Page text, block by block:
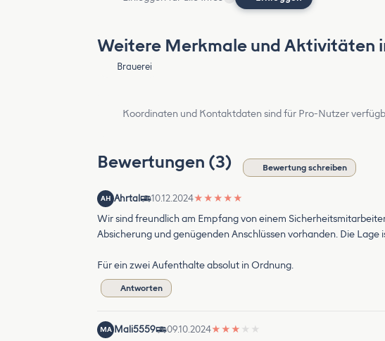
Weitere Merkmale und Aktivitäten
Brauerei
Koordinaten und Kontaktdaten sind für Pro-Nutzer
Bewertungen (3) Bewertung schreiben
AH Ahrtal 10.12.2024★ ★ ★ ★ ★
Wir sind freundlich am Empfang von einem
Absicherung und genügenden Anschlüssen vorhanden. Die
Für ein zwei Aufenthalte absolut in Ordnung.
Antworten
MA Mali5559 09.10.2024★ ★ ★ ★ ★